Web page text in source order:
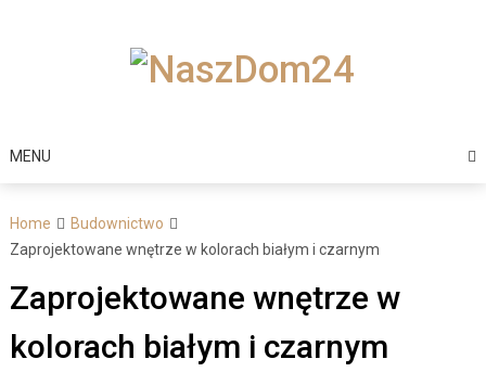
MENU
Home
Budownictwo
Zaprojektowane wnętrze w kolorach białym i czarnym
Zaprojektowane wnętrze w
kolorach białym i czarnym